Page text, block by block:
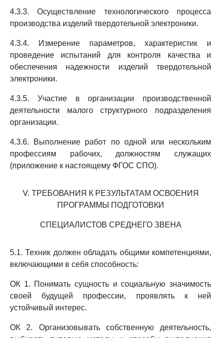
4.3.3. Осуществление технологического процесса
производства изделий твердотельной электроники.
4.3.4. Измерение параметров, характеристик и
проведение испытаний для контроля качества и
обеспечения надежности изделий твердотельной
электроники.
4.3.5. Участие в организации производственной
деятельности малого структурного подразделения
организации.
4.3.6. Выполнение работ по одной или нескольким
профессиям рабочих, должностям служащих
(приложение к настоящему ФГОС СПО).
V. ТРЕБОВАНИЯ К РЕЗУЛЬТАТАМ ОСВОЕНИЯ
ПРОГРАММЫ ПОДГОТОВКИ
СПЕЦИАЛИСТОВ СРЕДНЕГО ЗВЕНА
5.1. Техник должен обладать общими компетенциями,
включающими в себя способность:
ОК 1. Понимать сущность и социальную значимость
своей будущей профессии, проявлять к ней
устойчивый интерес.
ОК 2. Организовывать собственную деятельность,